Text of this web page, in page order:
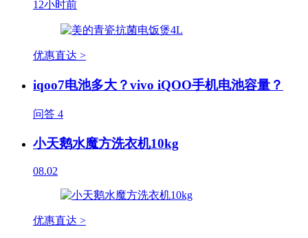
12小时前
优惠直达 >
iqoo7电池多大？vivo iQOO手机电池容量？
问答 4
小天鹅水魔方洗衣机10kg
08.02
优惠直达 >